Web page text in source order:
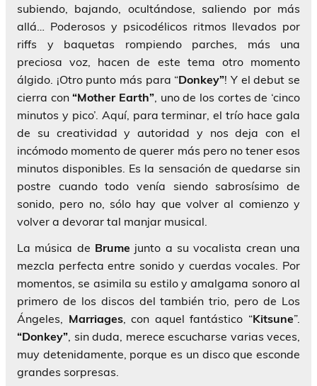
subiendo, bajando, ocultándose, saliendo por más
allá… Poderosos y psicodélicos ritmos llevados por
riffs y baquetas rompiendo parches, más una
preciosa voz, hacen de este tema otro momento
álgido. ¡Otro punto más para “Donkey”! Y el debut se
cierra con“Mother Earth” , uno de los cortes de ‘cinco
minutos y pico’. Aquí, para terminar, el trío hace gala
de su creatividad y autoridad y nos deja con el
incómodo momento de querer más pero no tener esos
minutos disponibles. Es la sensación de quedarse sin
postre cuando todo venía siendo sabrosísimo de
sonido, pero no, sólo hay que volver al comienzo y
volver a devorar tal manjar musical.
La música de Brume junto a su vocalista crean una
mezcla perfecta entre sonido y cuerdas vocales. Por
momentos, se asimila su estilo y amalgama sonoro al
primero de los discos del también trio, pero de Los
Ángeles, Marriages, con aquel fantástico “Kitsune”.
“Donkey” , sin duda, merece escucharse varias veces,
muy detenidamente, porque es un disco que esconde
grandes sorpresas.